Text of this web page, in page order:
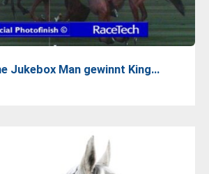
Jukebox Man gewinnt King…